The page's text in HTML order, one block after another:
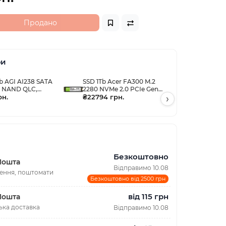
Продано
AGI AI238 SATA
NAND QLC,
SSD 1Tb Acer FA300 M.2
2280 NVMe 2.0 PCIe Gen
5x4 3D NAND, Retail
₴22794 грн. ›
поштомати
Безкоштовно
Відправимо 10.08
Безкоштовно від 2500 грн
доставка
від 115 грн
Відправимо 10.08